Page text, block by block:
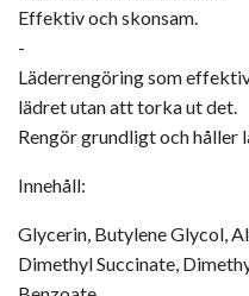
Effektiv och skonsam.
-
Läderrengöring som
lädret utan att torka ut det.
Rengör grundligt och håller
Innehåll:
Glycerin, Butylene Glycol,
Dimethyl Succinate,